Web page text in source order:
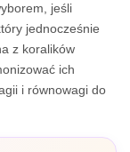
jeśli
jednocześnie
z koralików
ich
i równowagi do